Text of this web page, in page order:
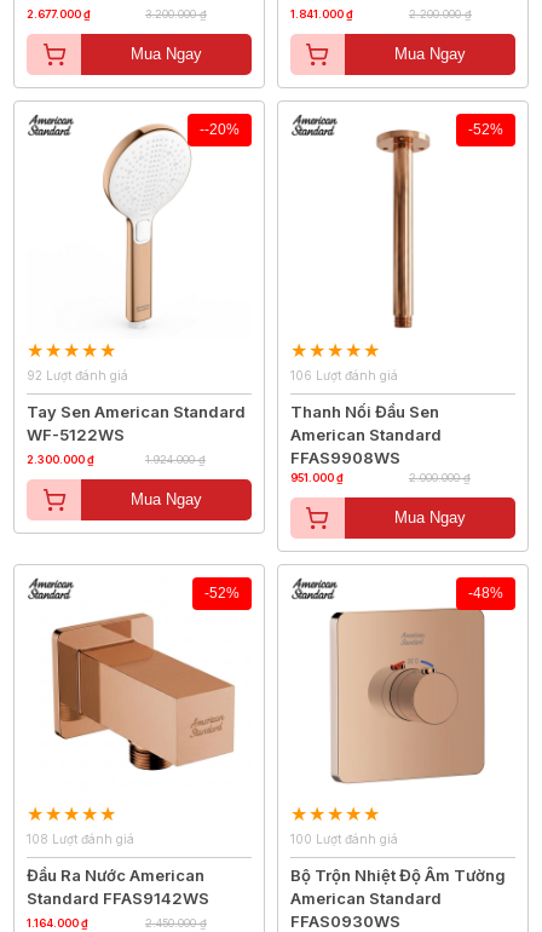
2.677.000 ₫ 3.200.000 ₫
Mua Ngay
1.841.000 ₫ 2.200.000 ₫
Mua Ngay
--20%
92 Lượt đánh giá
Tay Sen American Standard
WF-5122WS
2.300.000 ₫ 1.924.000 ₫
Mua Ngay
-52%
106 Lượt đánh giá
Thanh Nối Đầu Sen
American Standard
FFAS9908WS
951.000 ₫ 2.000.000 ₫
Mua Ngay
-52%
108 Lượt đánh giá
Đầu Ra Nước American
Standard FFAS9142WS
1.164.000 ₫ 2.450.000 ₫
-48%
100 Lượt đánh giá
Bộ Trộn Nhiệt Độ Âm Tường
American Standard
FFAS0930WS